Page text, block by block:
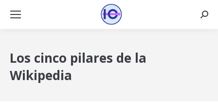
Los cinco pilares de la
Wikipedia